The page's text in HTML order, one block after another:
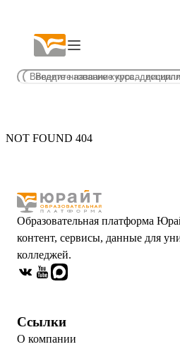
NOT FOUND 404
Образовательная платформа
контент, сервисы, данные для
колледжей.
Ссылки
О компании